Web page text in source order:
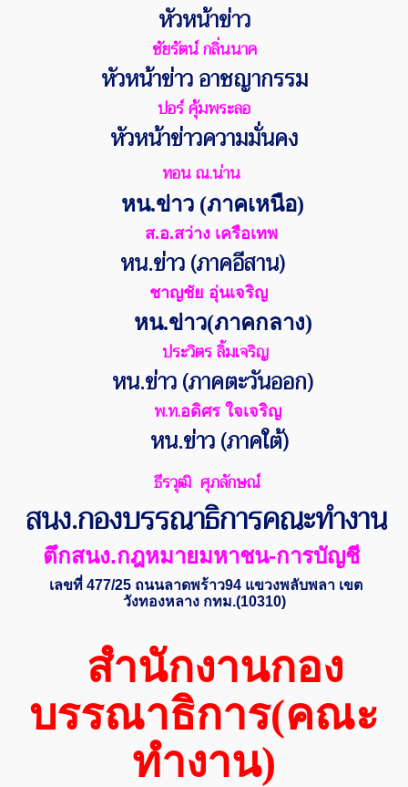
หัวหน้าข่าว
ชัยรัตน์ กลิ่นนาค
หัวหน้าข่าว อาชญากรรม
ปอร์ คุ้มพระลอ
หัวหน้าข่าวความมั่นคง
ทอน ณ.น่าน
หน.ข่าว (ภาคเหนือ)
ส.อ.สว่าง เครือเทพ
หน.ข่าว (ภาคอีสาน)
ชาญชัย อุ่นเจริญ
หน.ข่าว(ภาคกลาง)
ประวิตร ลิ้มเจริญ
หน.ข่าว (ภาคตะวันออก)
พ.ท.อดิศร ใจเจริญ
หน.ข่าว (ภาคใต้)
ธีรวุฒิ ศุภลักษณ์
สนง.กองบรรณาธิการคณะทำงาน
ตึกสนง.กฎหมายมหาชน-การบัญชี
เลขที่ 477/25 ถนนลาดพร้าว94 แขวงพลับพลา เขต
วังทองหลาง กทม.(10310)
สำนักงานกอง
บรรณาธิการ(คณะ
ทำงาน)